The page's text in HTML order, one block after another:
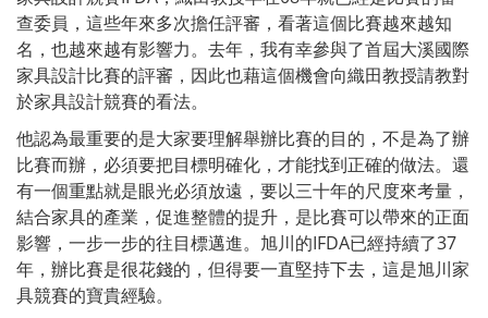
查委員，這些年來多次擔任評審，看著這個比賽越來越知
名，也越來越有影響力。去年，我有幸參與了首屆大溪國際
家具設計比賽的評審，因此也藉這個機會向織田教授請教對
於家具設計競賽的看法。
他認為最重要的是大家要理解舉辦比賽的目的，不是為了辦
比賽而辦，必須要把目標明確化，才能找到正確的做法。還
有一個重點就是眼光必須放遠，要以三十年的尺度來考量，
結合家具的產業，促進整體的提升，是比賽可以帶來的正面
影響，一步一步的往目標邁進。旭川的IFDA已經持續了37
年，辦比賽是很花錢的，但得要一直堅持下去，這是旭川家
具競賽的寶貴經驗。